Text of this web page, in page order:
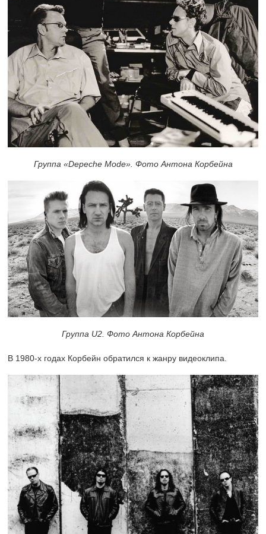
Группа «Depeche Mode». Фото Антона Корбейна
Группа U2. Фото Антона Корбейна
В 1980-х годах Корбейн обратился к жанру видеоклипа.